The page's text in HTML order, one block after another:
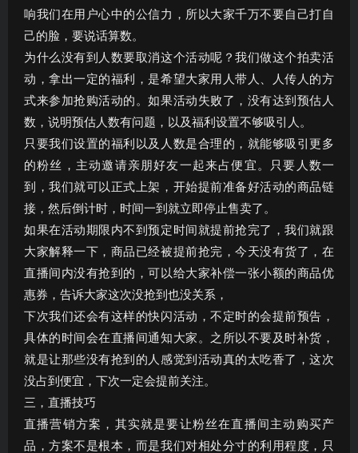
响我们在用户心中的公信力，所以大家千万不要自己打自
己的脸，要说话算数。
为什么没有到人数要取消这个活动呢？我们做这个拍卖活
动，拿出一定的福利，是希望大家用人带人、人传人的方
式来参加抢购活动的。如果活动失败了，没有达到预估人
数，说明预估人数有问题，以及福利设置不够吸引人。
只要我们设置的福利以及人数是合理的，就能够吸引更多
的粉丝，主动邀请亲朋好友一起来占便宜。只要人数一
到，我们就可以正式上架，开始提前准备好活动的商品链
接，然后倒计时，时间一到就立即停止售卖了。
如果在活动期限内不到预定时间就提前抢完了，我们就跟
大家解释一下，商品已经被提前抢完，今天没有货了，在
直播间内没有抢到的，可以给大家补偿一张小额的商品优
惠券，告诉大家这次没抢到也没关系，
下次我们还会有这样的快闪活动，不定时的会提前预告，
具体的时间会在直播间通知大家。之所以不要及时补货，
就是让那些没有抢到的人感觉到活动真的太吃香了，这次
没占到便宜，下次一定会提前关注。
三，直播技巧
直播营销方案，其实就是要让粉丝在直播间主动购买产
品，方案不是根本，而是我们对相处分寸的利用程度，只